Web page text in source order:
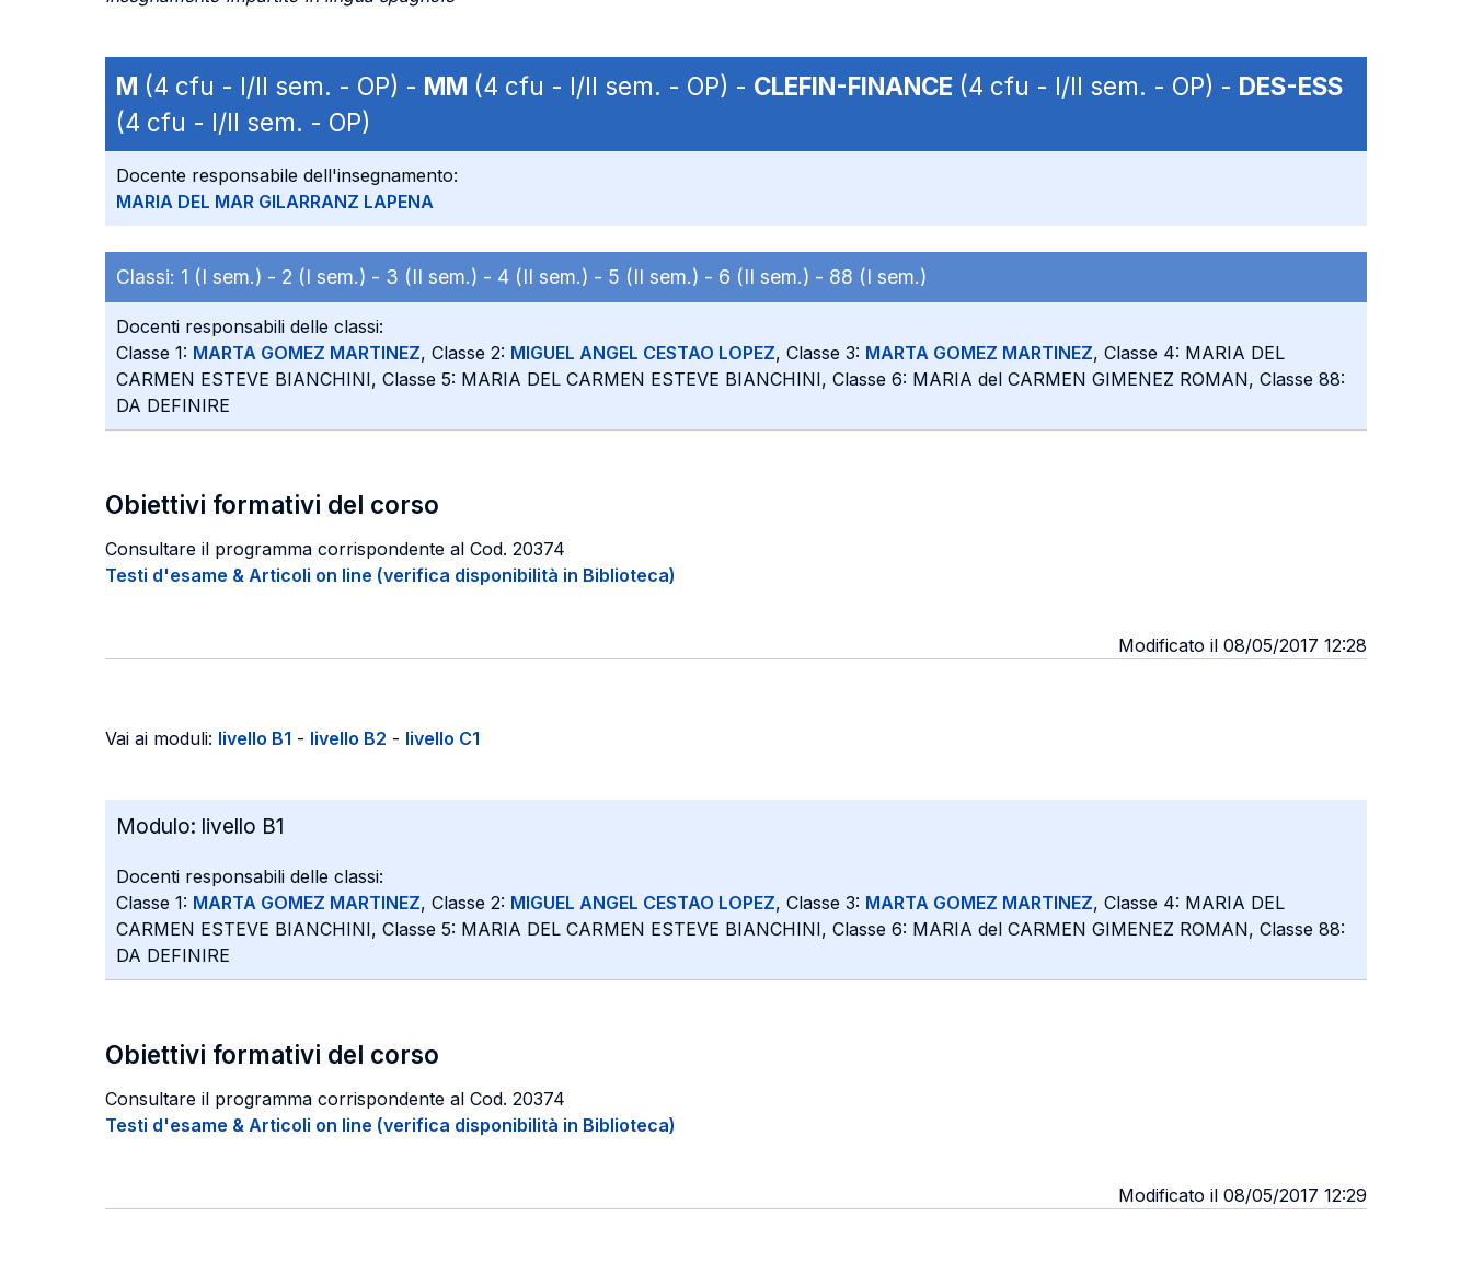
M (4 cfu - I/II sem. - OP) - MM (4 cfu - I/II sem. - OP) - CLEFIN-FINANCE (4 cfu - I/II sem. - OP) - DES-ESS
(4 cfu - I/II sem. - OP)
Docente responsabile dell'insegnamento:
MARIA DEL MAR GILARRANZ LAPENA
Classi: 1 (I sem.) - 2 (I sem.) - 3 (II sem.) - 4 (II sem.) - 5 (II sem.) - 6 (II sem.) - 88 (I sem.)
Docenti responsabili delle classi:
Classe 1: MARTA GOMEZ MARTINEZ, Classe 2: MIGUEL ANGEL CESTAO LOPEZ, Classe 3: MARTA GOMEZ MARTINEZ, Classe 4: MARIA DEL
CARMEN ESTEVE BIANCHINI, Classe 5: MARIA DEL CARMEN ESTEVE BIANCHINI, Classe 6: MARIA del CARMEN GIMENEZ ROMAN, Classe 88:
DA DEFINIRE
Obiettivi formativi del corso
Consultare il programma corrispondente al Cod. 20374
Testi d'esame & Articoli on line (verifica disponibilità in Biblioteca)
Modificato il 08/05/2017 12:28
Vai ai moduli: livello B1 - livello B2 - livello C1
Modulo: livello B1
Docenti responsabili delle classi:
Classe 1: MARTA GOMEZ MARTINEZ, Classe 2: MIGUEL ANGEL CESTAO LOPEZ, Classe 3: MARTA GOMEZ MARTINEZ, Classe 4: MARIA DEL
CARMEN ESTEVE BIANCHINI, Classe 5: MARIA DEL CARMEN ESTEVE BIANCHINI, Classe 6: MARIA del CARMEN GIMENEZ ROMAN, Classe 88:
DA DEFINIRE
Obiettivi formativi del corso
Consultare il programma corrispondente al Cod. 20374
Testi d'esame & Articoli on line (verifica disponibilità in Biblioteca)
Modificato il 08/05/2017 12:29